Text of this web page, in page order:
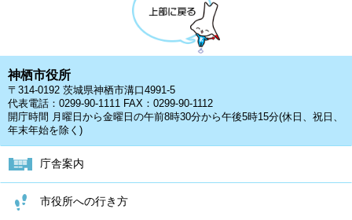
神栖市役所
〒314-0192 茨城県神栖市溝口4991-5
代表電話：0299-90-1111 FAX：0299-90-1112
開庁時間 月曜日から金曜日の午前8時30分から午後5時15分(休日、祝日、
年末年始を除く)
庁舎案内
市役所への行き方